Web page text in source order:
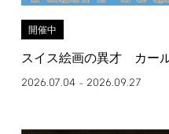
開催中
スイス絵画の異才 カー
2026.07.04– 2026.09.27